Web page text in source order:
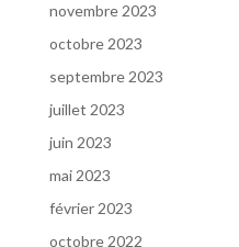
novembre 2023
octobre 2023
septembre 2023
juillet 2023
juin 2023
mai 2023
février 2023
octobre 2022